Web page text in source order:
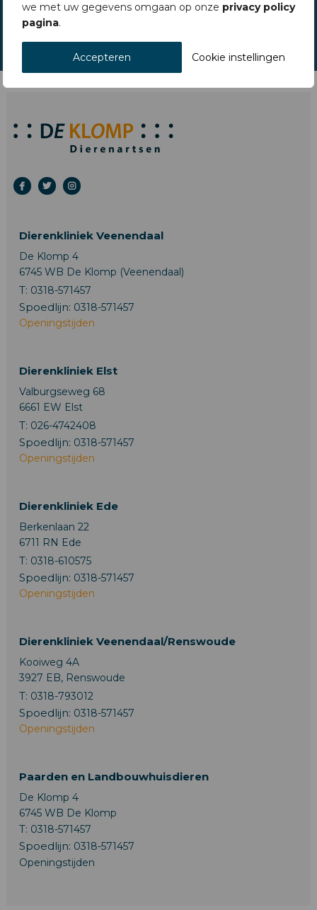
we met uw gegevens omgaan op onze privacy policy
pagina.
Cookie instellingen
Accepteren
Dierenkliniek Veenendaal
De Klomp 4
6745 WB De Klomp (Veenendaal)
T: 0318-571457
Spoedlijn: 0318-571457
Openingstijden
Dierenkliniek Elst
Valburgseweg 68
6661 EW Elst
T: 026-4742408
Spoedlijn: 0318-571457
Openingstijden
Dierenkliniek Ede
Berkenlaan 22
6711 RN Ede
T: 0318-610575
Spoedlijn: 0318-571457
Openingstijden
Dierenkliniek Veenendaal/Renswoude
Kooiweg 4A
3927 EB, Renswoude
T: 0318-793012
Spoedlijn: 0318-571457
Openingstijden
Paarden en Landbouwhuisdieren
De Klomp 4
6745 WB De Klomp
T: 0318-571457
Spoedlijn: 0318-571457
Openingstijden